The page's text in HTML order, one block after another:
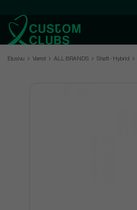
Etusivu Varret ALL BRANDS Shaft - Hybrid